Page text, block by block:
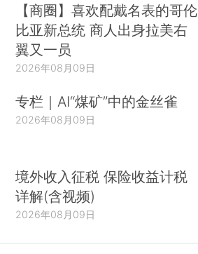
【商圈】喜欢配戴名表的哥伦
比亚新总统 商人出身拉美右
翼又一员
2026年08月09日
专栏｜AI“煤矿”中的金丝雀
2026年08月09日
境外收入征税 保险收益计税
详解(含视频)
2026年08月09日